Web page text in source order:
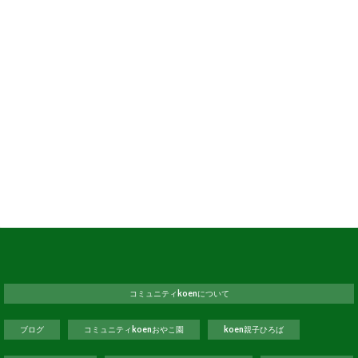
コミュニティkoenについて
ブログ コミュニティkoenおやこ園 koen親子ひろば